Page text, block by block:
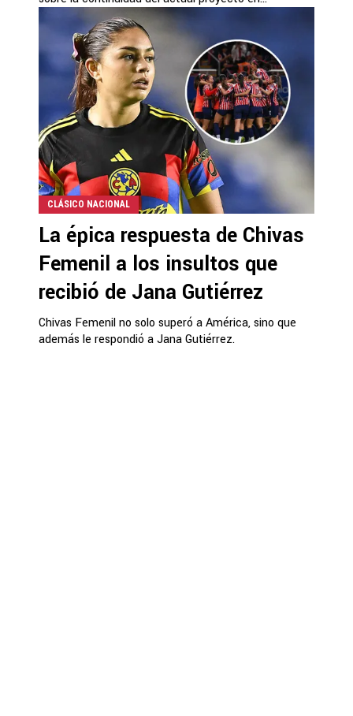
CLÁSICO NACIONAL
La épica respuesta de Chivas
Femenil a los insultos que
recibió de Jana Gutiérrez
Chivas Femenil no solo superó a América, sino que
además le respondió a Jana Gutiérrez.